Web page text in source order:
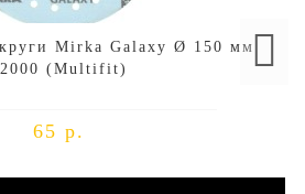
Mirka Galaxy Ø 150 мм
(Multifit)
65 р.